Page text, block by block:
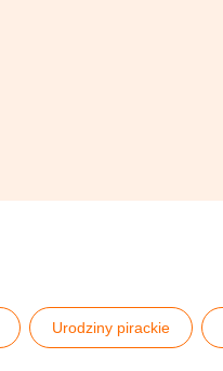
Urodziny pirackie